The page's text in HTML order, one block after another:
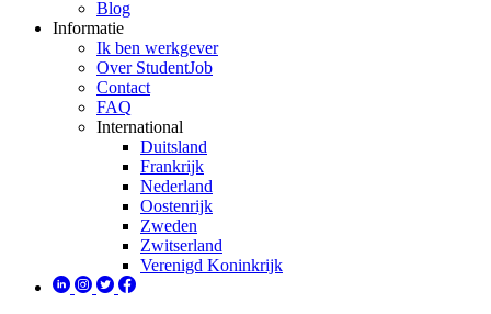
Blog
Informatie
Ik ben werkgever
Over StudentJob
Contact
FAQ
International
Duitsland
Frankrijk
Nederland
Oostenrijk
Zweden
Zwitserland
Verenigd Koninkrijk